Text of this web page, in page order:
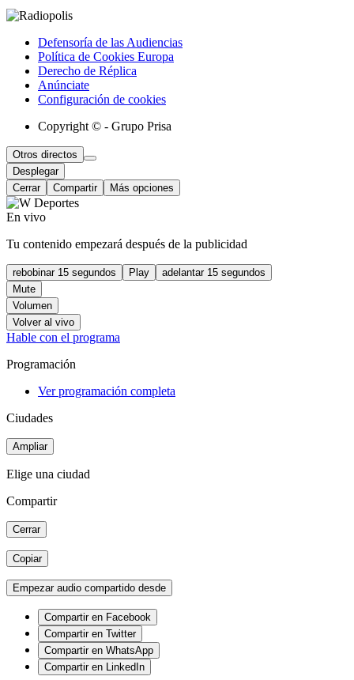
Defensoría de las Audiencias
Política de Cookies Europa
Derecho de Réplica
Anúnciate
Configuración de cookies
Copyright © - Grupo Prisa
Otros directos
Desplegar
Cerrar
Compartir Más opciones
En vivo
Tu contenido empezará después de la publicidad
rebobinar 15 segundos Play
adelantar 15 segundos
Mute
Volumen
Volver al vivo
Hable con el programa
Programación
Ver programación completa
Ciudades
Ampliar
Elige una ciudad
Compartir
Cerrar
Copiar
Empezar audio compartido desde
Compartir en Facebook
Compartir en Twitter
Compartir en WhatsApp
Compartir en LinkedIn